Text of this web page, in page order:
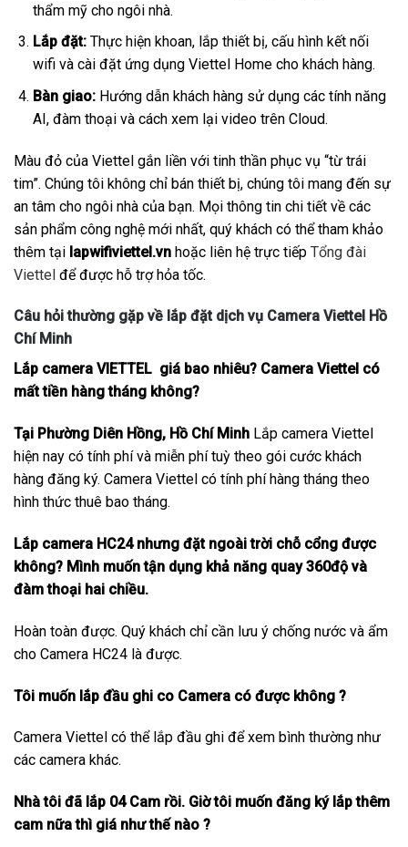
thẩm mỹ cho ngôi nhà.
Lắp đặt:Thực hiện khoan, lắp thiết bị, cấu hình kết nối
wifi và cài đặt ứng dụng Viettel Home cho khách hàng.
Bàn giao:Hướng dẫn khách hàng sử dụng các tính năng
AI, đàm thoại và cách xem lại video trên Cloud.
Màu đỏ của Viettel gắn liền với tinh thần phục vụ “từ trái
tim”. Chúng tôi không chỉ bán thiết bị, chúng tôi mang đến sự
an tâm cho ngôi nhà của bạn. Mọi thông tin chi tiết về các
sản phẩm công nghệ mới nhất, quý khách có thể tham khảo
thêm tại lapwifiviettel.vn hoặc liên hệ trực tiếp Tổng đài
Viettel để được hỗ trợ hỏa tốc.
Câu hỏi thường gặp về lắp đặt dịch vụ Camera Viettel Hồ
Chí Minh
Lắp camera VIETTEL giá bao nhiêu? Camera Viettel có
mất tiền hàng tháng không?
Tại Phường Diên Hồng, Hồ Chí Minh Lắp camera Viettel
hiện nay có tính phí và miễn phí tuỳ theo gói cước khách
hàng đăng ký. Camera Viettel có tính phí hàng tháng theo
hình thức thuê bao tháng.
Lắp camera HC24 nhưng đặt ngoài trời chỗ cổng được
không? Mình muốn tận dụng khả năng quay 360độ và
đàm thoại hai chiều.
Hoàn toàn được. Quý khách chỉ cần lưu ý chống nước và ẩm
cho Camera HC24 là được.
Tôi muốn lắp đầu ghi co Camera có được không ?
Camera Viettel có thể lắp đầu ghi để xem bình thường như
các camera khác.
Nhà tôi đã lắp 04 Cam rồi. Giờ tôi muốn đăng ký lắp thêm
cam nữa thì giá như thế nào ?